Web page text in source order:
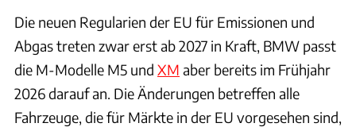
Die neuen Regularien der EU für Emissionen und
Abgas treten zwar erst ab 2027 in Kraft, BMW passt
die M-Modelle M5 und XM aber bereits im Frühjahr
2026 darauf an. Die Änderungen betreffen alle
Fahrzeuge, die für Märkte in der EU vorgesehen sind,